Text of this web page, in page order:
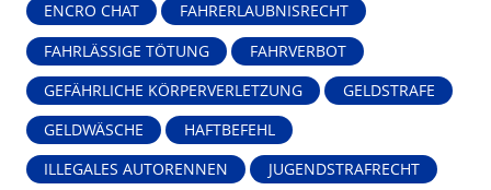
ENCRO CHAT FAHRERLAUBNISRECHT
FAHRLÄSSIGE TÖTUNG FAHRVERBOT
GEFÄHRLICHE KÖRPERVERLETZUNG GELDSTRAFE
GELDWÄSCHE HAFTBEFEHL
ILLEGALES AUTORENNEN JUGENDSTRAFRECHT